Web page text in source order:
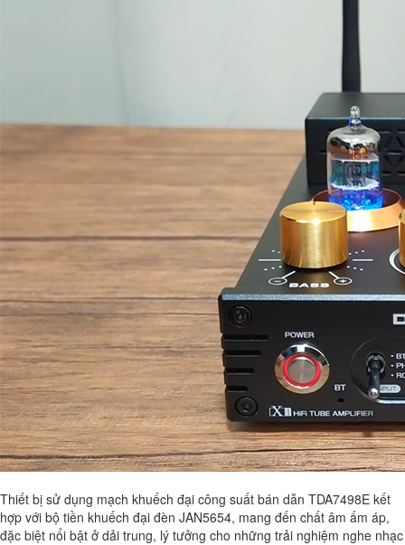
Thiết bị sử dụng mạch khuếch đại công suất bán dẫn TDA7498E kết
hợp với bộ tiền khuếch đại đèn JAN5654, mang đến chất âm ấm áp,
đặc biệt nổi bật ở dải trung, lý tưởng cho những trải nghiệm nghe nhạc